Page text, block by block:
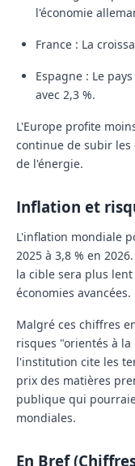
l'économie
France : La
Espagne : Le
avec 2,3 %.
L'Europe profite
continue de subir les
de l'énergie.
Inflation et
L'inflation mondiale
2025 à 3,8 % en 2026
la cible sera plus
économies avancées.
Malgré ces chiffres
risques "orientés à
l'institution cite les
prix des matières
publique qui
mondiales.
En Bref